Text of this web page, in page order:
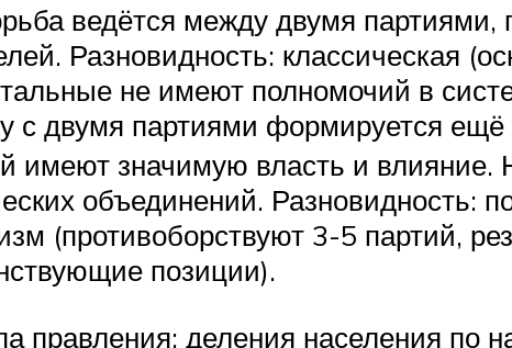
ведётся между двумя партиями,
Разновидность: классическая
не имеют полномочий в
с двумя партиями формируется
имеют значимую власть и
объединений. Разновидность:
(противоборствуют 3-5 партий,
позиции).
правления; деления населения по